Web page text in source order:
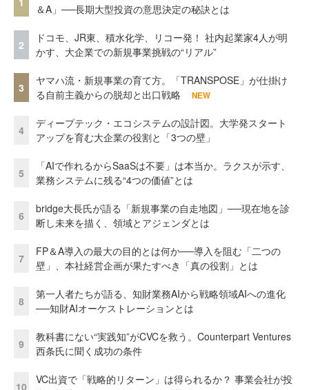
＆A」──長期大型投資の意思決定の秘訣とは
2
ドコモ、JR東、積水化学、リコー発！ 社内起業家4人が明
かす、大企業での新規事業挑戦の“リアル”
3
ヤマハ流・新規事業の育て方。「TRANSPOSE」が仕掛け
る自前主義からの脱却と出口戦略
NEW
4
ディープテック・エコシステムの設計図。大学発スタート
アップを育む大企業の役割と「3つの壁」
5
「AIで作れるからSaaSは不要」は本当か。ラクスが示す、
業務システムに残る“4つの価値”とは
6
bridge大長氏が語る「新規事業の自走地図」──現在地を診
断し未来を描く、領域とアジェンダとは
7
FP＆A導入の最大の目的とは何か──導入を阻む「二つの
壁」、本社経営企画が果たすべき「真の役割」とは
8
第一人者たちが語る、知財業務AIから戦略領域AIへの進化
──知財AIオーケストレーションとは
9
教科書にない“実践知”がCVCを救う。Counterpart Ventures
西条氏に聞く成功の条件
10
VC出資で「戦略的リターン」は得られるか？ 事業会社が投